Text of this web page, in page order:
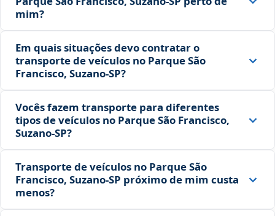
mim?
Em quais situações devo contratar o
transporte de veículos no Parque São
Francisco, Suzano‑SP?
Vocês fazem transporte para diferentes
tipos de veículos no Parque São Francisco,
Suzano‑SP?
Transporte de veículos no Parque São
Francisco, Suzano‑SP próximo de mim custa
menos?